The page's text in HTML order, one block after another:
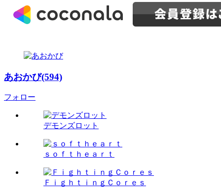
あおかび(594)
フォロー
デモンズロット
ｓｏｆｔｈｅａｒｔ
ＦｉｇｈｔｉｎｇＣｏｒｅｓ